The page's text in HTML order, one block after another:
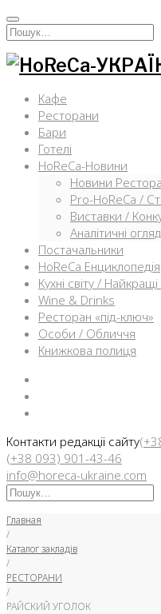
Перейти
кИскать:
Кафе
Ресторани
Бари
Готелі
HoReCa-Новини
Новини
Pro-HoReCa /
Виставки /
Аналітичні
Постачальники
HoReCa Енциклопедія
Кухні світу /
Wine & Drinks
Ресторан «під-ключ»
Особи / Обличчя
Книжкова полиця
Контакти редакції сайту
(+38 093) 901-43-46
info@horeca-ukraine.com
Искать:
Главная
/
Каталог закладів
/
РЕСТОРАНИ
/
РАЙСКИЙ УГОЛОК